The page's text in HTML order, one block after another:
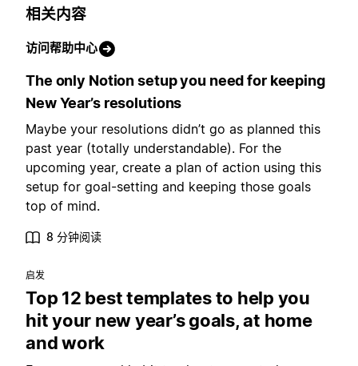
相关内容
访问帮助中心
The only Notion setup you need for keeping
New Year’s resolutions
Maybe your resolutions didn’t go as planned this
past year (totally understandable). For the
upcoming year, create a plan of action using this
setup for goal-setting and keeping those goals
top of mind.
8 分钟阅读
启发
Top 12 best templates to help you
hit your new year’s goals, at home
and work